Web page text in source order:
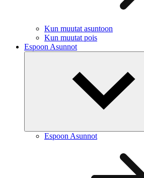
Kun muutat asuntoon
Kun muutat pois
Espoon Asunnot
Espoon Asunnot